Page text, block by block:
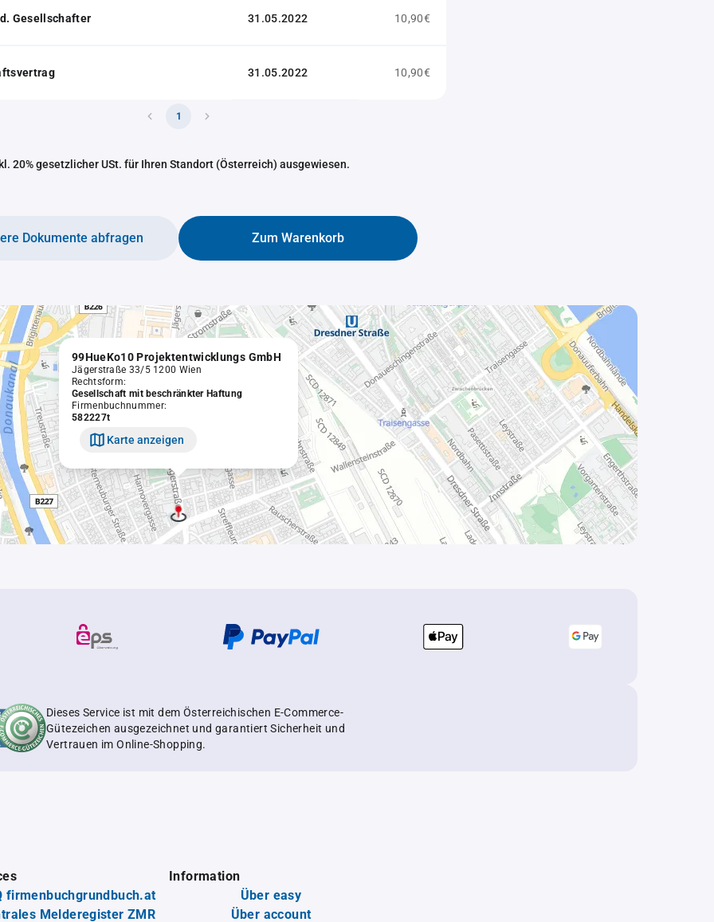
Gesellschafter 31.05.2022 10,90€
31.05.2022 10,90€
1
20% gesetzlicher USt. für Ihren Standort (Österreich) ausgewiesen.
Zum Warenkorb
Dokumente abfragen
99HueKo10 Projektentwicklungs GmbH
Jägerstraße 33/5 1200 Wien
Rechtsform:
Gesellschaft mit beschränkter Haftung
Firmenbuchnummer:
582227t
Karte anzeigen
Dieses Service ist mit dem Österreichischen E-Commerce-
Gütezeichen ausgezeichnet und garantiert Sicherheit und
Vertrauen im Online-Shopping.
firmenbuchgrundbuch.at
Melderegister ZMR
Information
Über easy
Über account